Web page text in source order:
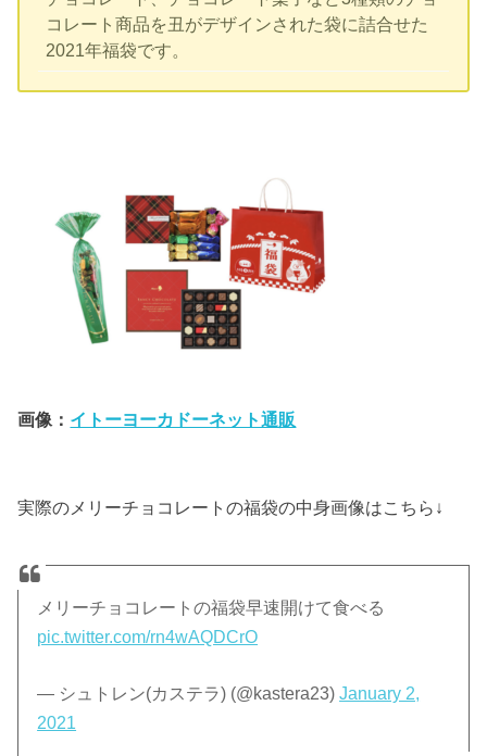
コレート商品を丑がデザインされた袋に詰合せた
2021年福袋です。
画像： イトーヨーカドーネット通販
実際のメリーチョコレートの福袋の中身画像はこちら↓
メリーチョコレートの福袋早速開けて食べる
pic.twitter.com/rn4wAQDCrO
— シュトレン(カステラ) (@kastera23)January 2,
2021